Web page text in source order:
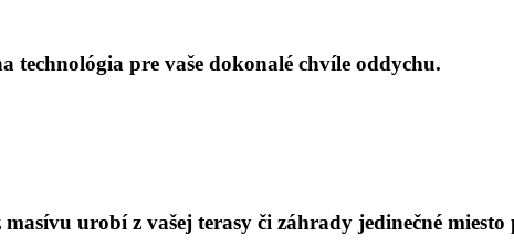
technológia pre vaše dokonalé chvíle oddychu.
urobí z vašej terasy či záhrady jedinečné miesto